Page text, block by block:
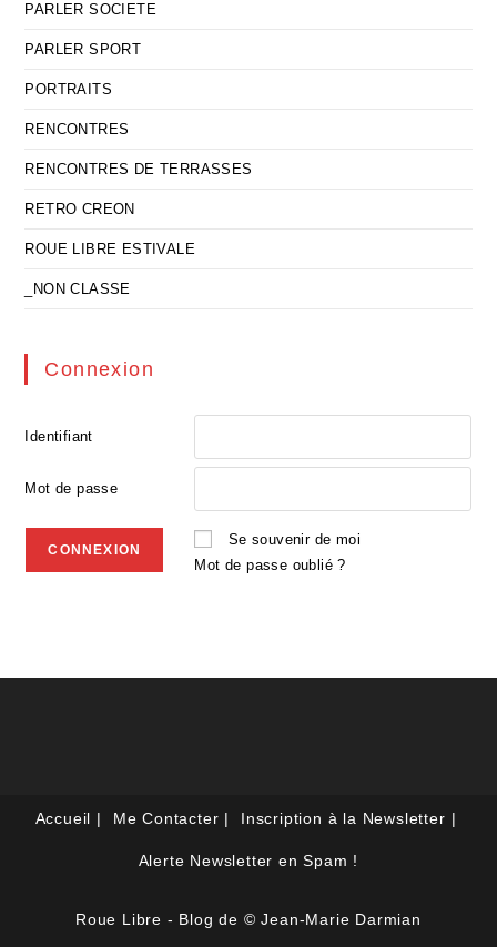
PARLER SOCIETE
PARLER SPORT
PORTRAITS
RENCONTRES
RENCONTRES DE TERRASSES
RETRO CREON
ROUE LIBRE ESTIVALE
_NON CLASSE
Connexion
Identifiant
Mot de passe
Se souvenir de moi
Mot de passe oublié ?
Accueil Me Contacter Inscription à la Newsletter
Alerte Newsletter en Spam !
Roue Libre - Blog de © Jean-Marie Darmian